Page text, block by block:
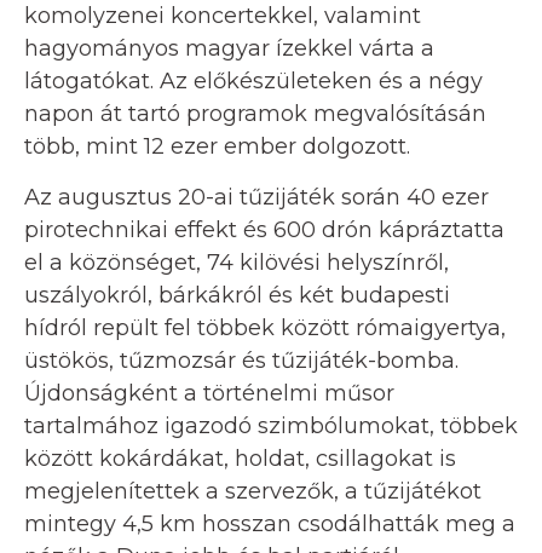
komolyzenei koncertekkel, valamint
hagyományos magyar ízekkel várta a
látogatókat. Az előkészületeken és a négy
napon át tartó programok megvalósításán
több, mint 12 ezer ember dolgozott.
Az augusztus 20-ai tűzijáték során 40 ezer
pirotechnikai effekt és 600 drón kápráztatta
el a közönséget, 74 kilövési helyszínről,
uszályokról, bárkákról és két budapesti
hídról repült fel többek között rómaigyertya,
üstökös, tűzmozsár és tűzijáték-bomba.
Újdonságként a történelmi műsor
tartalmához igazodó szimbólumokat, többek
között kokárdákat, holdat, csillagokat is
megjelenítettek a szervezők, a tűzijátékot
mintegy 4,5 km hosszan csodálhatták meg a